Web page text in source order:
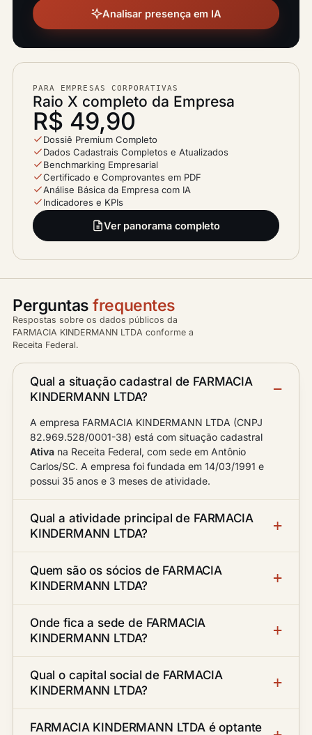
Analisar presença em IA
PARA EMPRESAS CORPORATIVAS
Raio X completo da Empresa
R$ 49,90
Dossiê Premium Completo
Dados Cadastrais Completos e Atualizados
Benchmarking Empresarial
Certificado e Comprovantes em PDF
Análise Básica da Empresa com IA
Indicadores e KPIs
Ver panorama completo
Perguntasfrequentes
Respostas sobre os dados públicos da
FARMACIA KINDERMANN LTDA conforme a
Receita Federal.
Qual a situação cadastral de FARMACIA
KINDERMANN LTDA?
A empresa FARMACIA KINDERMANN LTDA (CNPJ
82.969.528/0001-38) está com situação cadastral
Ativa na Receita Federal, com sede em Antônio
Carlos/SC. A empresa foi fundada em 14/03/1991 e
possui 35 anos e 3 meses de atividade.
Qual a atividade principal de FARMACIA
KINDERMANN LTDA?
Quem são os sócios de FARMACIA
KINDERMANN LTDA?
Onde fica a sede de FARMACIA
KINDERMANN LTDA?
Qual o capital social de FARMACIA
KINDERMANN LTDA?
FARMACIA KINDERMANN LTDA é optante